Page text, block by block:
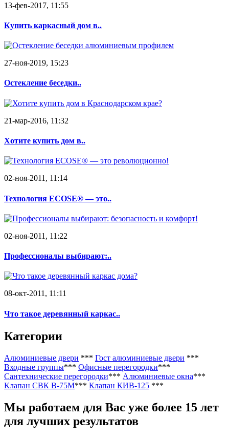
13-фев-2017, 11:55
Купить каркасный дом в..
27-ноя-2019, 15:23
Остекление беседки..
21-мар-2016, 11:32
Хотите купить дом в..
02-ноя-2011, 11:14
Технология ECOSE® — это..
02-ноя-2011, 11:22
Профессионалы выбирают:..
08-окт-2011, 11:11
Что такое деревянный каркас..
Категории
Алюминиевые двери *** Гост алюминиевые двери ***
Входные группы*** Офисные перегородки***
Сантехнические перегородки*** Алюминиевые окна***
Клапан СВК В-75М*** Клапан КИВ-125 ***
Мы работаем для Вас уже более 15 лет
для лучших результатов